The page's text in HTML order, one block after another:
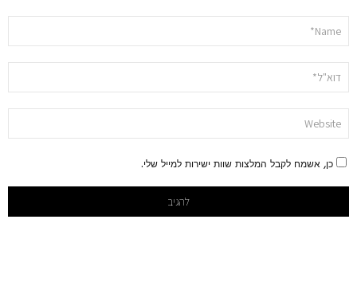
כן, אשמח לקבל המלצות שוות ישירות למייל שלי.